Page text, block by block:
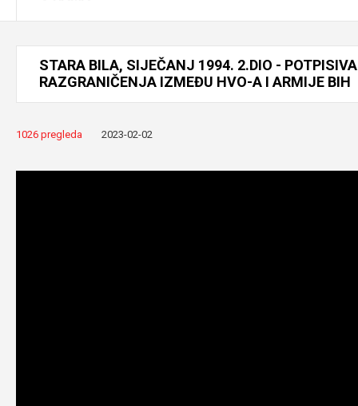
STARA BILA, SIJEČANJ 1994. 2.DIO -
RAZGRANIČENJA IZMEĐU HVO-A I ARMIJE BIH
1026 pregleda 2023-02-02